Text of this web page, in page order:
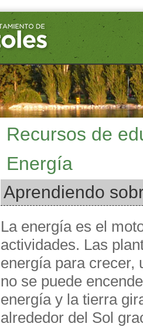
Recursos de
Energía
Aprendiendo
La energía es el
actividades. Las
energía para crecer,
no se puede
energía y la tierra
alrededor del Sol